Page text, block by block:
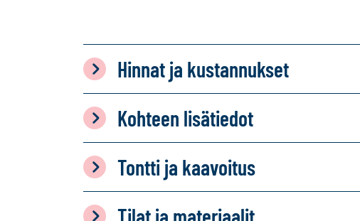
Hinnat ja kustannukset
Kohteen lisätiedot
Tontti ja kaavoitus